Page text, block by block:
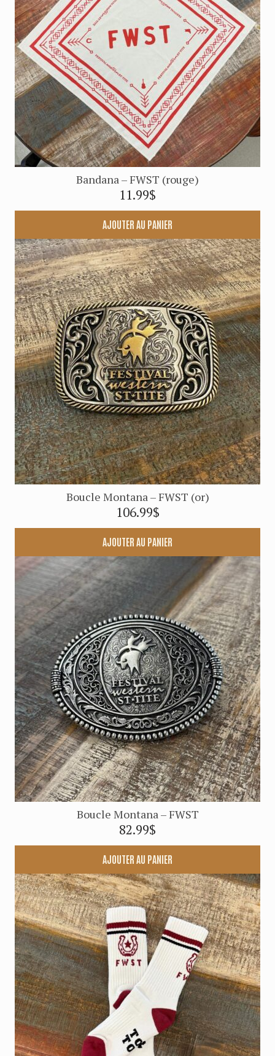
Bandana – FWST (rouge)
11.99$
AJOUTER AU PANIER
Boucle Montana – FWST (or)
106.99$
AJOUTER AU PANIER
Boucle Montana – FWST
82.99$
AJOUTER AU PANIER